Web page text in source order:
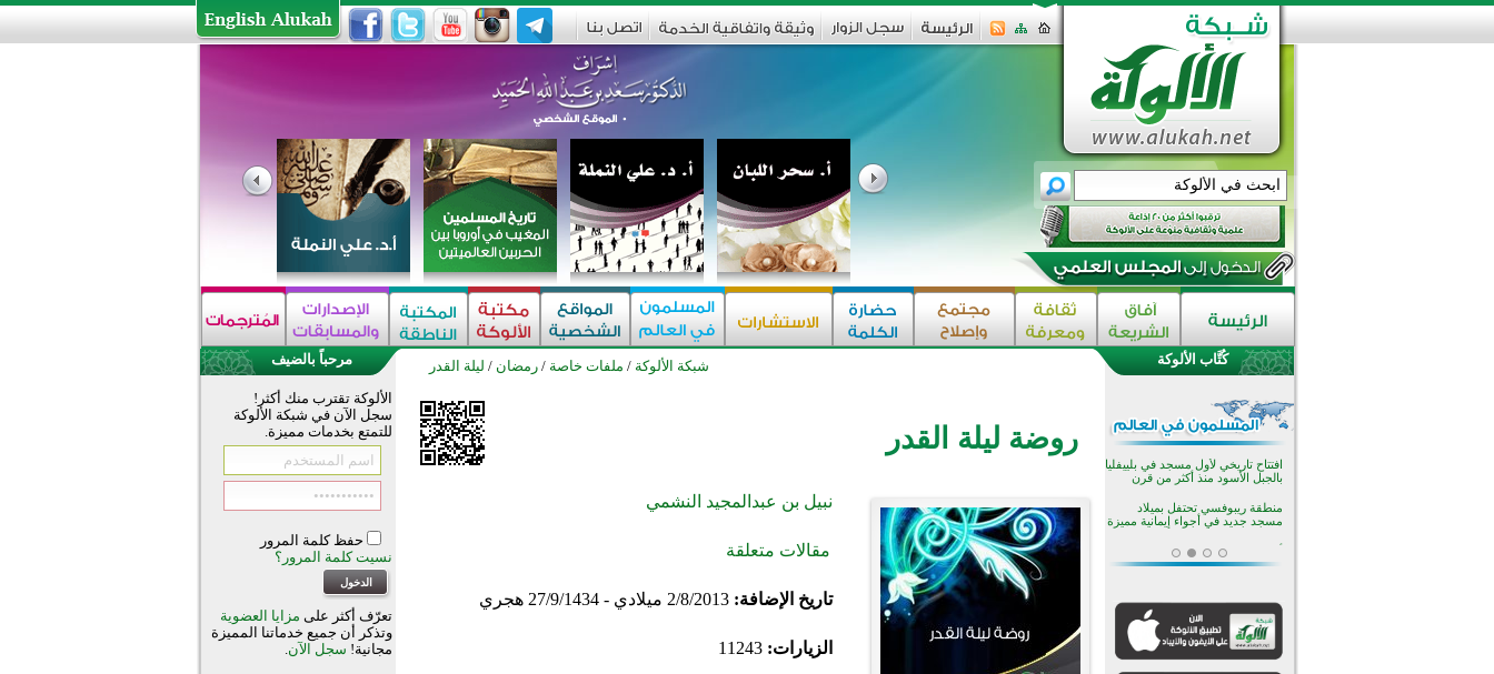
شبكة الألوكة / ملفات خاصة / رمضان / ليلة القدر
روضة ليلة القدر
نبيل بن عبدالمجيد النشمي
مقالات متعلقة
تاريخ الإضافة:2/8/2013 ميلادي - 27/9/1434 هجري
الزيارات:11243
مرحباً بالضيف
الألوكة تقترب منك أكثر!
سجل الآن في شبكة الألوكة
للتمتع بخدمات مميزة.
حفظ كلمة المرور
نسيت كلمة المرور؟
تعرّف أكثر على مزايا العضوية
وتذكر أن جميع خدماتنا المميزة
مجانية! سجل الآن.
كُتَّاب الألوكة
اختتام الدورة التاسعة لمسابقة حفظ
وتلاوة القرآن الكريم في أزناكاييف
تيسليتش تختتم برنامجا تعليميا لتعزيز
القيم وبناء الشخصية للشباب
المسلمين
اختتام منافسات قرآنية متميزة في
أكثر من 400 طالب يشاركون في
مسابقة المعلومات الإسلامية
بأستراليا
افتتاح تاريخي لأول مسجد في بلييفليا
بالجبل الأسود منذ أكثر من قرن
منطقة ريبوفسي تحتفل بميلاد
مسجد جديد في أجواء إيمانية مميزة
أكبر مشروع إسلامي في ريف
أستراليا يفتتح أبوابه بعد سنوات من
الصيفية للمسلمين في بينزا
وساراتوف وموردوفيا هذا العام
اختتام الدورة التاسعة لمسابقة حفظ
وتلاوة القرآن الكريم في أزناكاييف